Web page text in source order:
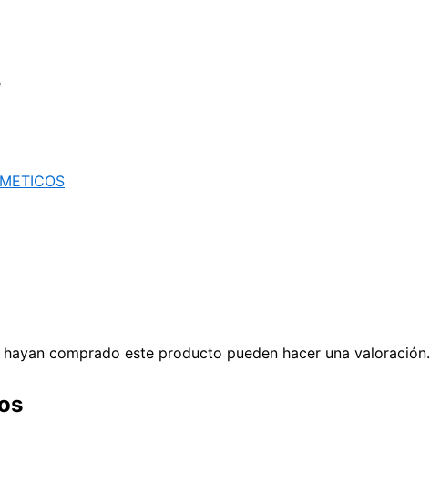
comprado este producto pueden hacer una valoración.